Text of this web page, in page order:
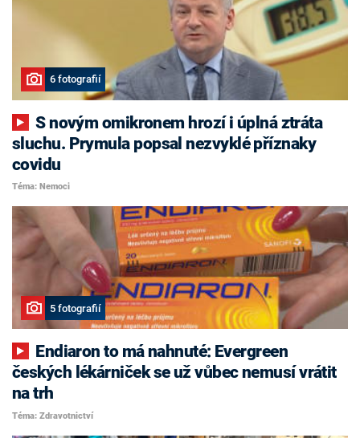
6 fotografií
S novým omikronem hrozí i úplná ztráta
sluchu. Prymula popsal nezvyklé příznaky
covidu
Téma: Nemoci
5 fotografií
českých lékárniček se už vůbec nemusí vrátit
na trh
Téma: Zdravotnictví